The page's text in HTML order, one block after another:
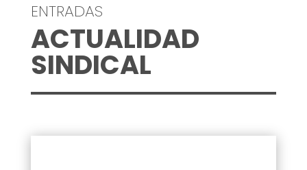
ENTRADAS
ACTUALIDAD
SINDICAL